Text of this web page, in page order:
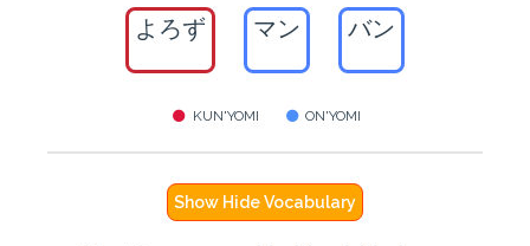
よろず マン バン
KUN'YOMI ON'YOMI
Show Hide Vocabulary